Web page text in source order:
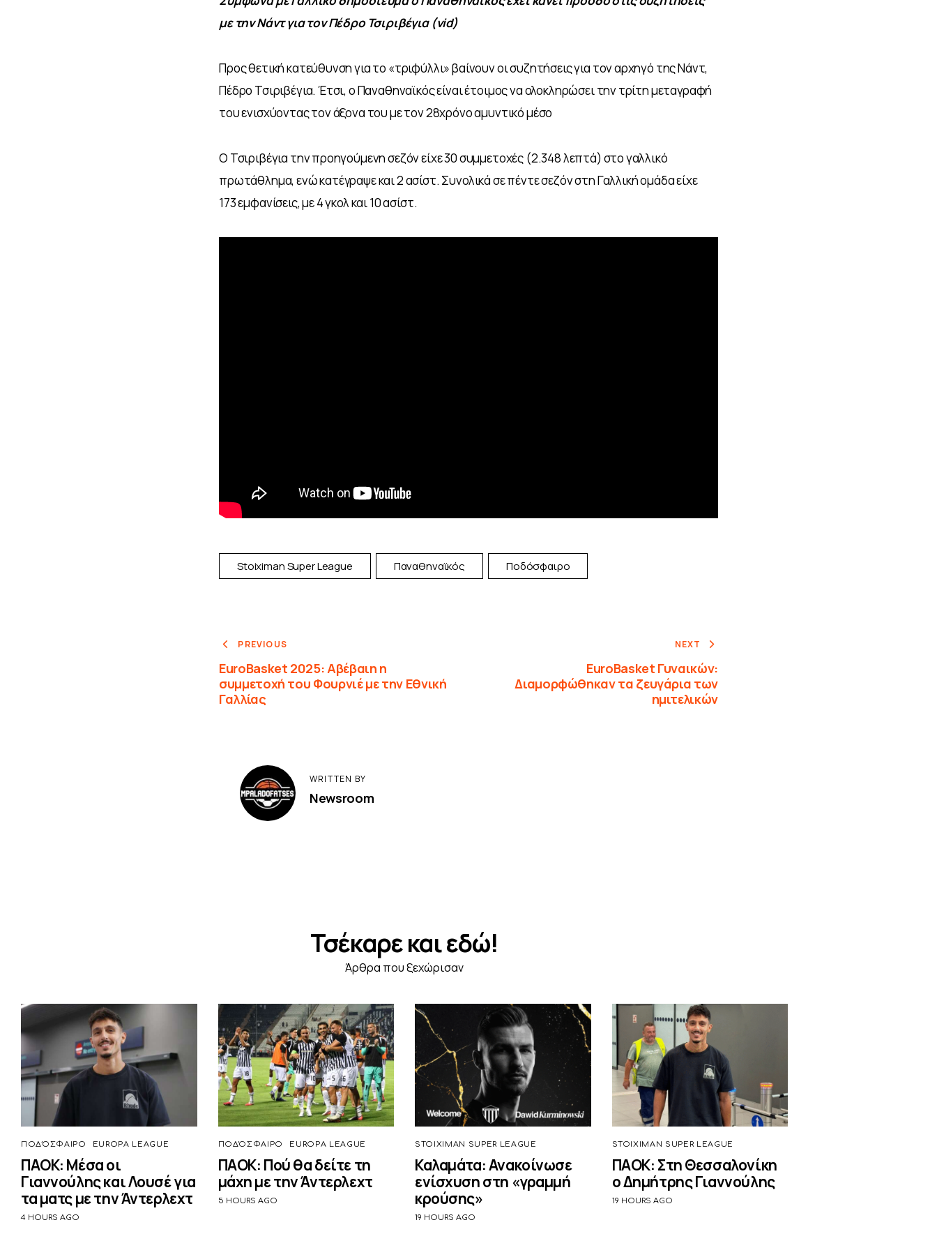
με την Νάντ για τον Πέδρο Τσιριβέγια (vid)
Προς θετική κατεύθυνση για το «τριφύλλι» βαίνουν οι συζητήσεις για τον αρχηγό της Νάντ,
Πέδρο Τσιριβέγια. Έτσι, ο Παναθηναϊκός είναι έτοιμος να ολοκληρώσει την τρίτη μεταγραφή
του ενισχύοντας τον άξονα του με τον 28χρόνο αμυντικό μέσο
Ο Τσιριβέγια την προηγούμενη σεζόν είχε 30 συμμετοχές (2.348 λεπτά) στο γαλλικό
πρωτάθλημα, ενώ κατέγραψε και 2 ασίστ. Συνολικά σε πέντε σεζόν στη Γαλλική ομάδα είχε
173 εμφανίσεις, με 4 γκολ και 10 ασίστ.
Stoiximan Super League Παναθηναϊκός Ποδόσφαιρο
PREVIOUS
EuroBasket 2025: Αβέβαιη η
συμμετοχή του Φουρνιέ με την Εθνική
Γαλλίας
NEXT
EuroBasket Γυναικών:
Διαμορφώθηκαν τα ζευγάρια των
ημιτελικών
WRITTEN BY
Newsroom
Τσέκαρε και εδώ!
Άρθρα που ξεχώρισαν
ΠΟΔΌΣΦΑΙΡΟ EUROPA LEAGUE
ΠΑΟΚ: Μέσα οι
Γιαννούλης και Λουσέ για
τα ματς με την Άντερλεχτ
4 HOURS AGO
ΠΟΔΌΣΦΑΙΡΟ EUROPA LEAGUE
ΠΑΟΚ: Πού θα δείτε τη
μάχη με την Άντερλεχτ
5 HOURS AGO
STOIXIMAN SUPER LEAGUE
Καλαμάτα: Ανακοίνωσε
ενίσχυση στη «γραμμή
κρούσης»
19 HOURS AGO
STOIXIMAN SUPER LEAGUE
ΠΑΟΚ: Στη Θεσσαλονίκη
ο Δημήτρης Γιαννούλης
19 HOURS AGO